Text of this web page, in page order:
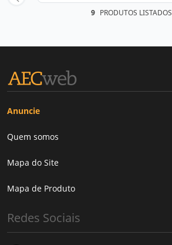
9 PRODUTOS LISTADOS
Anuncie
Quem somos
Mapa do Site
Mapa de Produto
Redes Sociais